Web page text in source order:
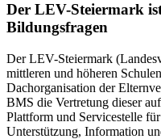
Der LEV-Steiermark
Bildungsfragen
Der LEV-Steiermark
mittleren und höheren
Dachorganisation der
BMS die Vertretung dieser
Plattform und Servicestelle
Unterstützung, Information